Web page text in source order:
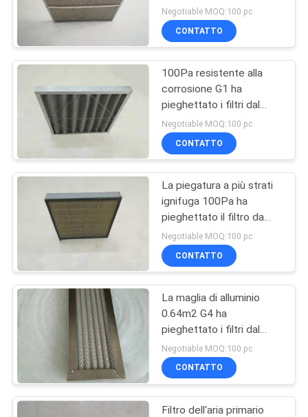
Cartuccia del filtro
dell'olio idraulico
36
Cartuccia di filtro
dall'olio lubrificante
11
Filtri pieghettati dal
pannello
Negotiable MOQ:100 pc
CONTATTO
100Pa resistente alla
corrosione G1 ha
pieghettato i filtri dal
pannello
Negotiable MOQ:100 pc
CONTATTO
La piegatura a più strati
ignifuga 100Pa ha
pieghettato il filtro da
media
Negotiable MOQ:100 pc
CONTATTO
La maglia di alluminio
0.64m2 G4 ha
pieghettato i filtri dal
pannello
Negotiable MOQ:100 pc
CONTATTO
Filtro dell'aria primario